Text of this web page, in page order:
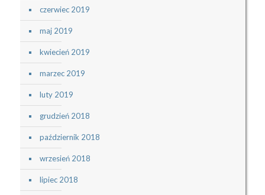
czerwiec 2019
maj 2019
kwiecień 2019
marzec 2019
luty 2019
grudzień 2018
październik 2018
wrzesień 2018
lipiec 2018